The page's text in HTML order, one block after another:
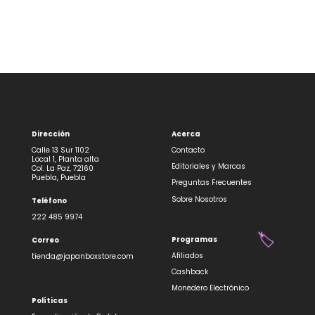
Dirección
Calle 13 Sur 1102
Local 1, Planta alta
Col. La Paz, 72160
Puebla, Puebla
Teléfono
222 485 9974
Correo
tienda@japanboxstore.com
Políticas
Acerca
Contacto
Editoriales y Marcas
Preguntas Frecuentes
Sobre Nosotros
Programas
Afiliados
Cashback
Monedero Electrónico
🏷️